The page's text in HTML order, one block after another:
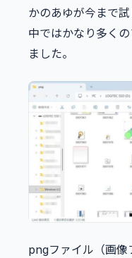
かのあゆが今まで
中ではかなり多く
ました。
pngファイル（画像